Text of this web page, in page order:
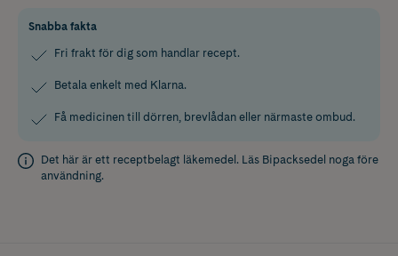
Snabba fakta
Fri frakt för dig som handlar recept.
Betala enkelt med Klarna.
Få medicinen till dörren, brevlådan eller närmaste ombud.
Det här är ett receptbelagt läkemedel. Läs Bipacksedel noga före
användning.